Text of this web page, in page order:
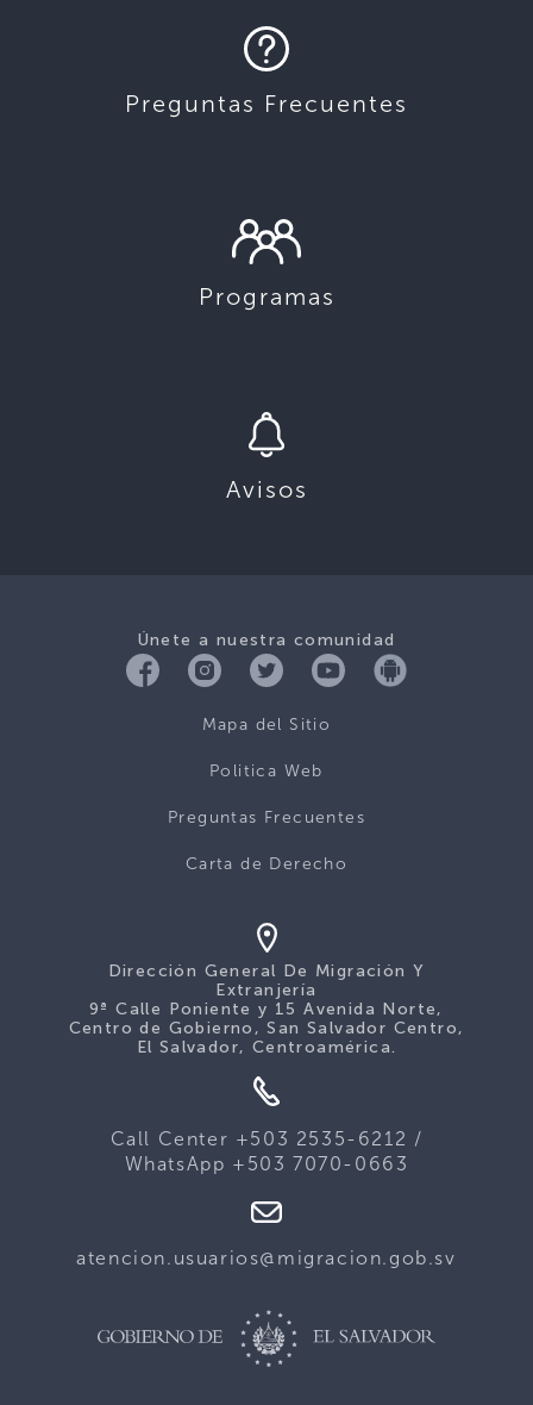
Preguntas Frecuentes
Programas
Avisos
Únete a nuestra comunidad
Mapa del Sitio
Politica Web
Preguntas Frecuentes
Carta de Derecho
Dirección General De Migración Y
Extranjería
9ª Calle Poniente y 15 Avenida Norte,
Centro de Gobierno, San Salvador Centro,
El Salvador, Centroamérica.
Call Center +503 2535-6212 /
WhatsApp +503 7070-0663
atencion.usuarios@migracion.gob.sv